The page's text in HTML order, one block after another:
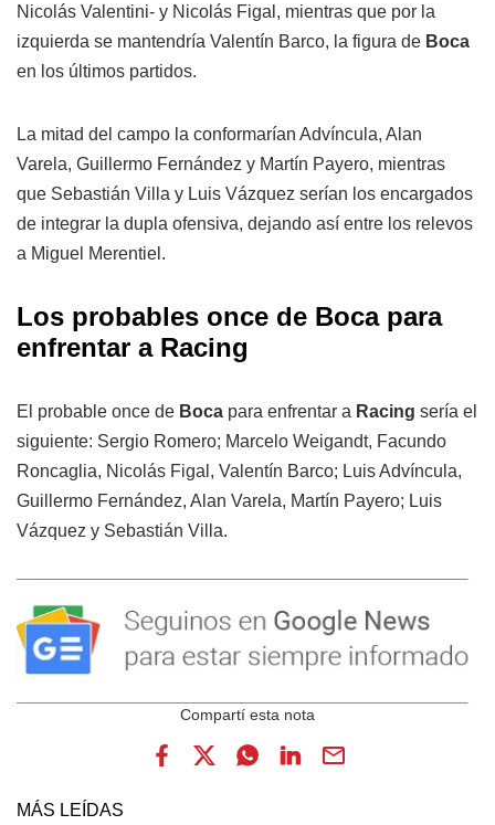
Nicolás Valentini- y Nicolás Figal, mientras que por la
izquierda se mantendría Valentín Barco, la figura de Boca
en los últimos partidos.
La mitad del campo la conformarían Advíncula, Alan
Varela, Guillermo Fernández y Martín Payero, mientras
que Sebastián Villa y Luis Vázquez serían los encargados
de integrar la dupla ofensiva, dejando así entre los relevos
a Miguel Merentiel.
Los probables once de Boca para
enfrentar a Racing
El probable once de Boca para enfrentar a Racing sería el
siguiente: Sergio Romero; Marcelo Weigandt, Facundo
Roncaglia, Nicolás Figal, Valentín Barco; Luis Advíncula,
Guillermo Fernández, Alan Varela, Martín Payero; Luis
Vázquez y Sebastián Villa.
MÁS LEÍDAS